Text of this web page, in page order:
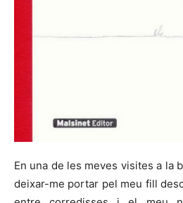
En una de les meves visites a la
deixar-me portar pel meu fill